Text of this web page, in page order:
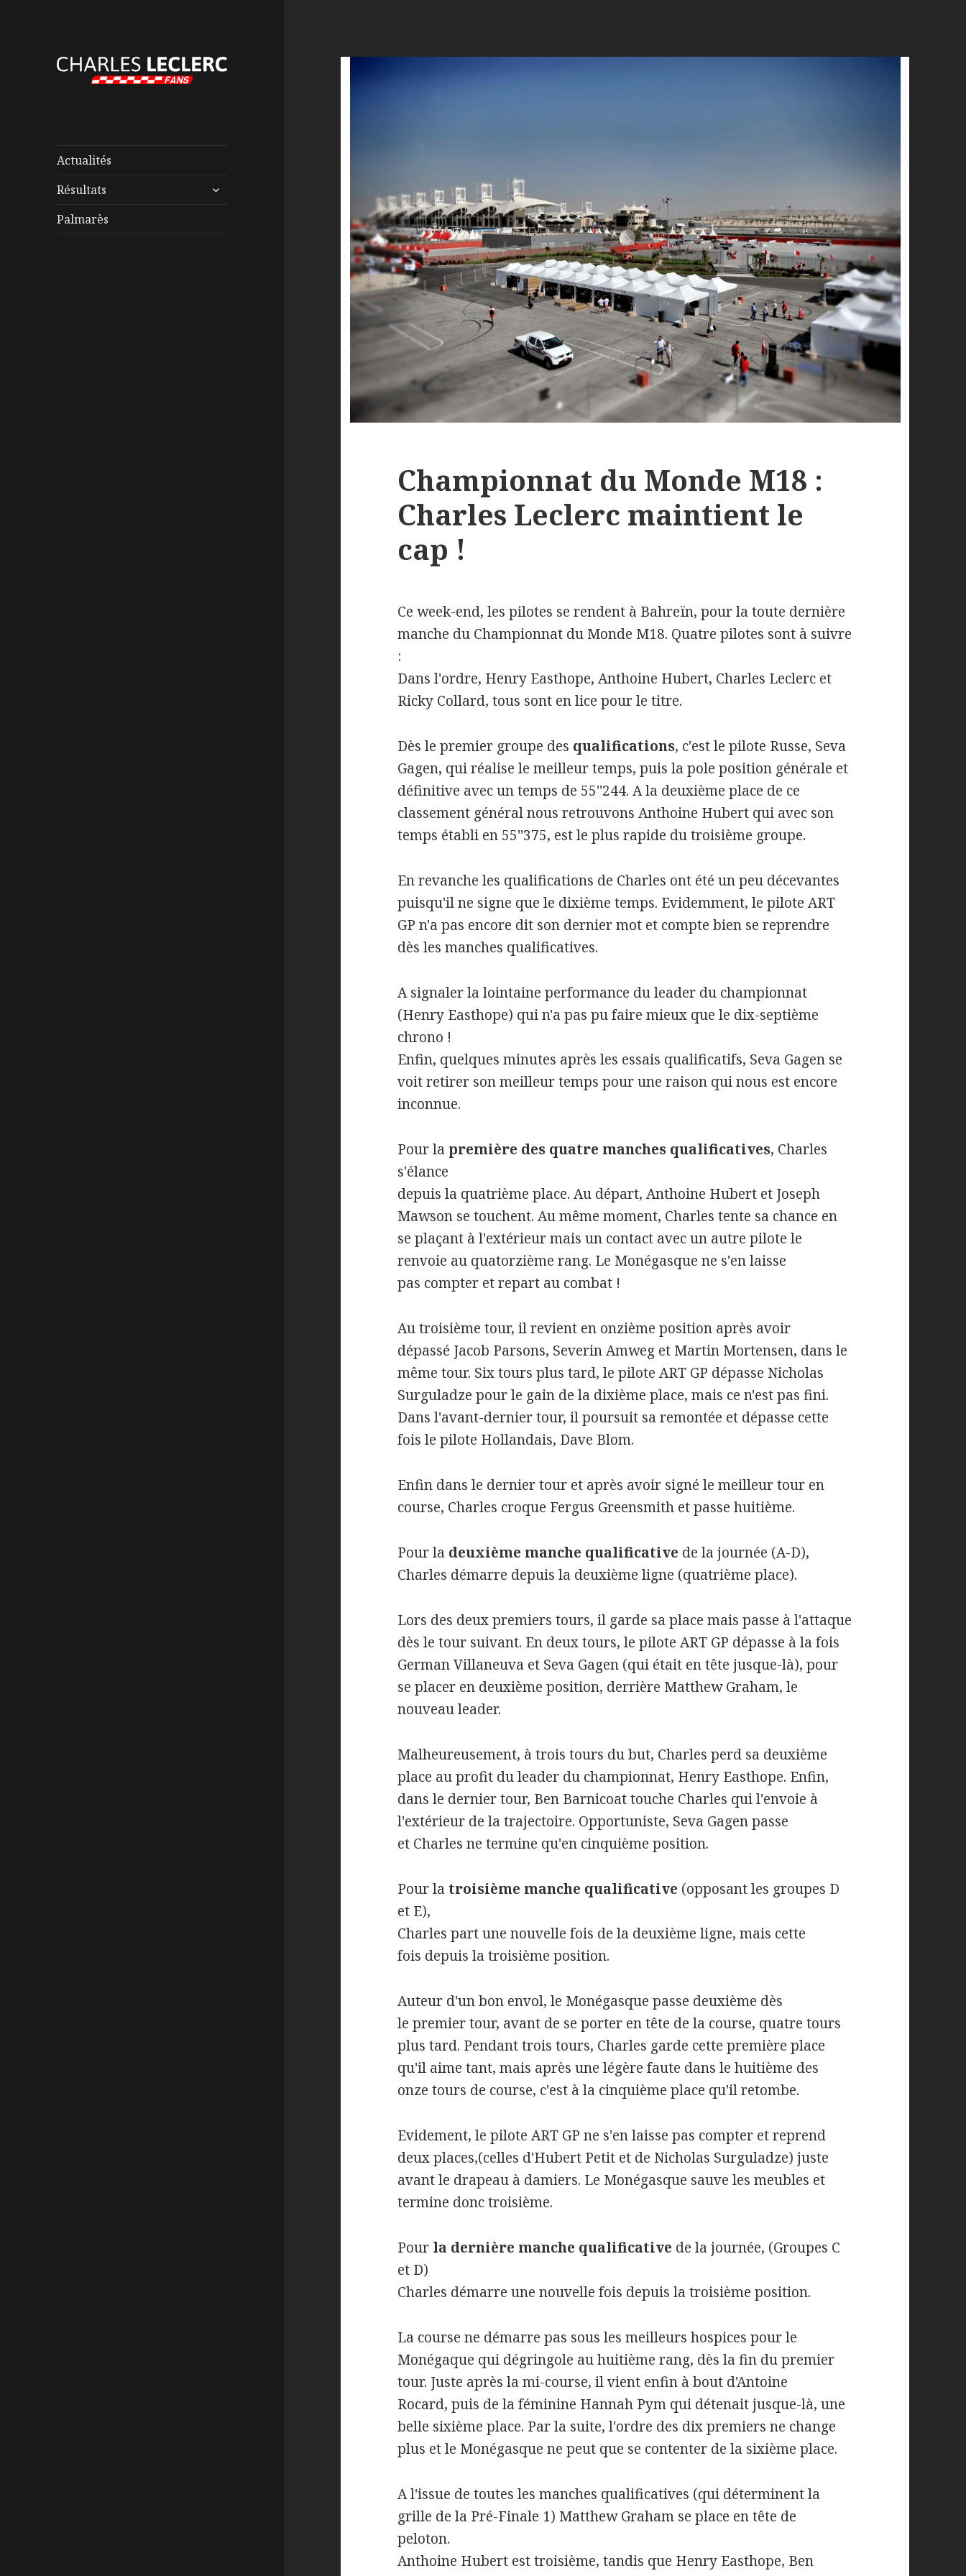
Actualités
Résultats
ouvrir
Palmarès
Championnat du Monde M18 :
Charles Leclerc maintient le
cap !
Ce week-end, les pilotes se rendent à Bahreïn, pour la toute dernière
manche du Championnat du Monde M18. Quatre pilotes sont à suivre
:
Dans l'ordre, Henry Easthope, Anthoine Hubert, Charles Leclerc et
Ricky Collard, tous sont en lice pour le titre.
Dès le premier groupe des qualifications, c'est le pilote Russe, Seva
Gagen, qui réalise le meilleur temps, puis la pole position générale et
définitive avec un temps de 55''244. A la deuxième place de ce
classement général nous retrouvons Anthoine Hubert qui avec son
temps établi en 55''375, est le plus rapide du troisième groupe.
En revanche les qualifications de Charles ont été un peu décevantes
puisqu'il ne signe que le dixième temps. Evidemment, le pilote ART
GP n'a pas encore dit son dernier mot et compte bien se reprendre
dès les manches qualificatives.
A signaler la lointaine performance du leader du championnat
(Henry Easthope) qui n'a pas pu faire mieux que le dix-septième
chrono !
Enfin, quelques minutes après les essais qualificatifs, Seva Gagen se
voit retirer son meilleur temps pour une raison qui nous est encore
inconnue.
Pour la première des quatre manches qualificatives, Charles
s'élance
depuis la quatrième place. Au départ, Anthoine Hubert et Joseph
Mawson se touchent. Au même moment, Charles tente sa chance en
se plaçant à l'extérieur mais un contact avec un autre pilote le
renvoie au quatorzième rang. Le Monégasque ne s'en laisse
pas compter et repart au combat !
Au troisième tour, il revient en onzième position après avoir
dépassé Jacob Parsons, Severin Amweg et Martin Mortensen, dans le
même tour. Six tours plus tard, le pilote ART GP dépasse Nicholas
Surguladze pour le gain de la dixième place, mais ce n'est pas fini.
Dans l'avant-dernier tour, il poursuit sa remontée et dépasse cette
fois le pilote Hollandais, Dave Blom.
Enfin dans le dernier tour et après avoir signé le meilleur tour en
course, Charles croque Fergus Greensmith et passe huitième.
Pour la deuxième manche qualificative de la journée (A-D),
Charles démarre depuis la deuxième ligne (quatrième place).
Lors des deux premiers tours, il garde sa place mais passe à l'attaque
dès le tour suivant. En deux tours, le pilote ART GP dépasse à la fois
German Villaneuva et Seva Gagen (qui était en tête jusque-là), pour
se placer en deuxième position, derrière Matthew Graham, le
nouveau leader.
Malheureusement, à trois tours du but, Charles perd sa deuxième
place au profit du leader du championnat, Henry Easthope. Enfin,
dans le dernier tour, Ben Barnicoat touche Charles qui l'envoie à
l'extérieur de la trajectoire. Opportuniste, Seva Gagen passe
et Charles ne termine qu'en cinquième position.
Pour la troisième manche qualificative (opposant les groupes D
et E),
Charles part une nouvelle fois de la deuxième ligne, mais cette
fois depuis la troisième position.
Auteur d'un bon envol, le Monégasque passe deuxième dès
le premier tour, avant de se porter en tête de la course, quatre tours
plus tard. Pendant trois tours, Charles garde cette première place
qu'il aime tant, mais après une légère faute dans le huitième des
onze tours de course, c'est à la cinquième place qu'il retombe.
Evidement, le pilote ART GP ne s'en laisse pas compter et reprend
deux places,(celles d'Hubert Petit et de Nicholas Surguladze) juste
avant le drapeau à damiers. Le Monégasque sauve les meubles et
termine donc troisième.
Pour la dernière manche qualificative de la journée, (Groupes C
et D)
Charles démarre une nouvelle fois depuis la troisième position.
La course ne démarre pas sous les meilleurs hospices pour le
Monégaque qui dégringole au huitième rang, dès la fin du premier
tour. Juste après la mi-course, il vient enfin à bout d'Antoine
Rocard, puis de la féminine Hannah Pym qui détenait jusque-là, une
belle sixième place. Par la suite, l'ordre des dix premiers ne change
plus et le Monégasque ne peut que se contenter de la sixième place.
A l'issue de toutes les manches qualificatives (qui déterminent la
grille de la Pré-Finale 1) Matthew Graham se place en tête de
peloton.
Anthoine Hubert est troisième, tandis que Henry Easthope, Ben